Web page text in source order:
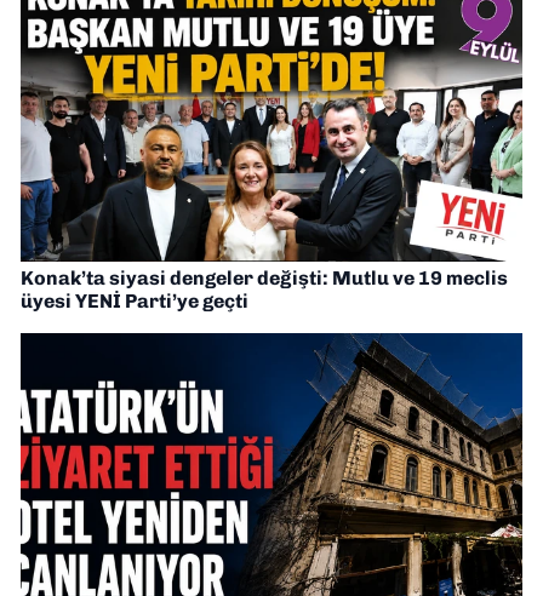
Konak’ta siyasi dengeler değişti: Mutlu ve 19 meclis
üyesi YENİ Parti’ye geçti